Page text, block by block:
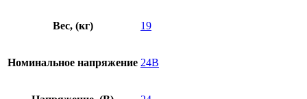
Вес, (кг) 19
Номинальное напряжение 24В